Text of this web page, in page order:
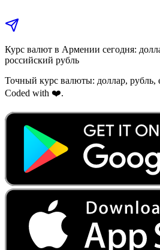
Курс валют в Армении сегодня:
российский рубль
Точный курс валюты: доллар,
Coded with ❤️.